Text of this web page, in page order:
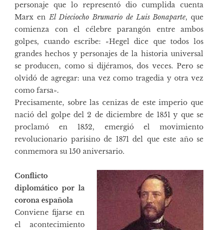
personaje que lo representó dio cumplida cuenta
Marx enEl Dieciocho Brumario de Luis Bonaparte, que
comienza con el célebre parangón entre ambos
golpes, cuando escribe: «Hegel dice que todos los
grandes hechos y personajes de la historia universal
se producen, como si dijéramos, dos veces. Pero se
olvidó de agregar: una vez como tragedia y otra vez
como farsa».
Precisamente, sobre las cenizas de este imperio que
nació del golpe del 2 de diciembre de 1851 y que se
proclamó en 1852, emergió el movimiento
revolucionario parisino de 1871 del que este año se
conmemora su 150 aniversario.
Conflicto
diplomático por la
corona española
Conviene fijarse en
el acontecimiento